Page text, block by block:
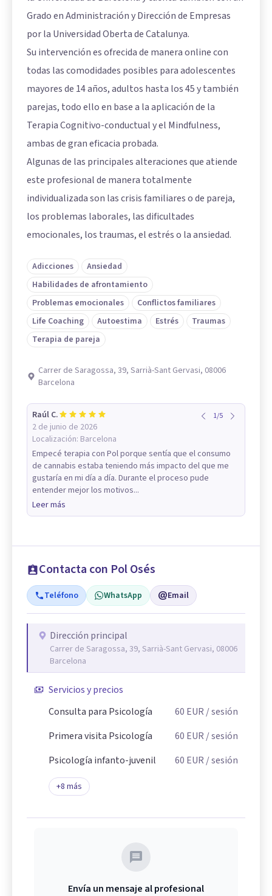
Grado en Administración y Dirección de Empresas
por la Universidad Oberta de Catalunya.
Su intervención es ofrecida de manera online con
todas las comodidades posibles para adolescentes
mayores de 14 años, adultos hasta los 45 y también
parejas, todo ello en base a la aplicación de la
Terapia Cognitivo-conductual y el Mindfulness,
ambas de gran eficacia probada.
Algunas de las principales alteraciones que atiende
este profesional de manera totalmente
individualizada son las crisis familiares o de pareja,
los problemas laborales, las dificultades
emocionales, los traumas, el estrés o la ansiedad.
Adicciones
Ansiedad
Habilidades de afrontamiento
Problemas emocionales
Conflictos familiares
Life Coaching
Autoestima Estrés
Traumas
Terapia de pareja
Carrer de Saragossa, 39, Sarrià-Sant Gervasi, 08006
Barcelona
Raúl C.
2 de junio de 2026
Localización: Barcelona
1/5
Empecé terapia con Pol porque sentía que el consumo
de cannabis estaba teniendo más impacto del que me
gustaría en mi día a día. Durante el proceso pude
entender mejor los motivos...
Leer más
Contacta con Pol Osés
Teléfono WhatsApp Email
Dirección principal
Carrer de Saragossa, 39, Sarrià-Sant Gervasi, 08006
Barcelona
Servicios y precios
Consulta para Psicología
60 EUR / sesión
Primera visita Psicología
60 EUR / sesión
Psicología infanto-juvenil
60 EUR / sesión
+8 más
Envía un mensaje al profesional